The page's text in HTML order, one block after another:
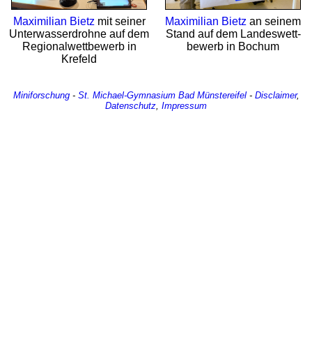
Maximilian Bietz mit seiner
Unterwasserdrohne auf dem
Regional­wett­bewerb in
Krefeld
Maximilian Bietz an seinem
Stand auf dem Landes­wett­
bewerb in Bochum
Miniforschung- St. Michael-Gymnasium Bad Münstereifel- Disclaimer,
Datenschutz Impressum